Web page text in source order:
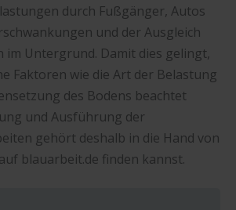
durch Fußgänger, Autos
und der Ausgleich
im Untergrund. Damit dies gelingt,
Faktoren wie die Art der Belastung
des Bodens beachtet
und Ausführung der
gehört deshalb in die Hand von
blauarbeit.de finden kannst.